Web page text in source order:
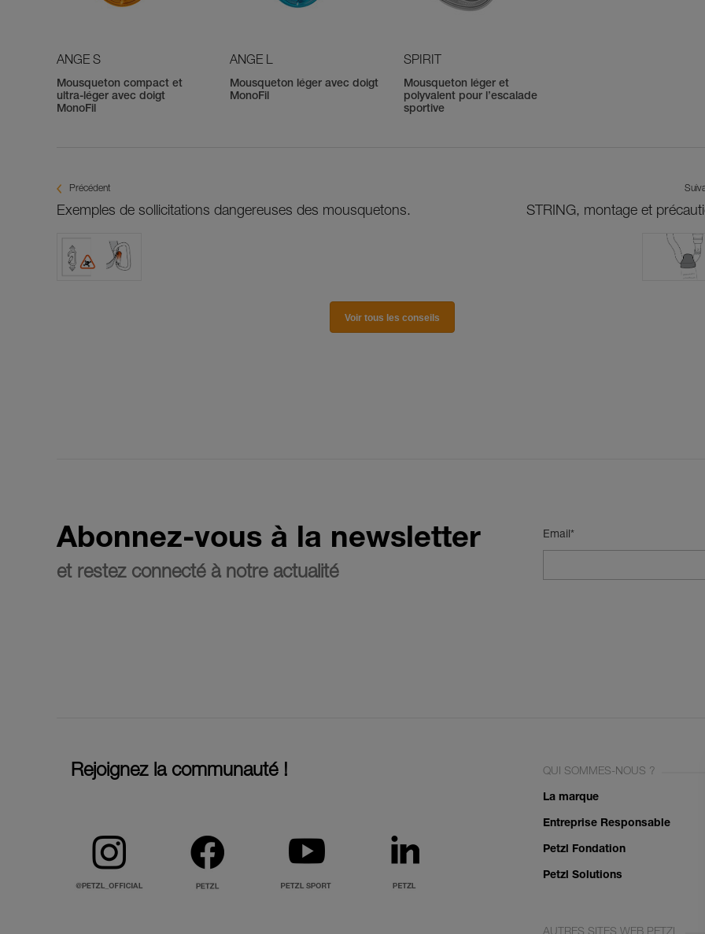
ANGE S
Mousqueton compact et
ultra-léger avec doigt
MonoFil
ANGE L
Mousqueton léger avec doigt
MonoFil
SPIRIT
Mousqueton léger et
polyvalent pour l’escalade
sportive
Précédent
Exemples de sollicitations dangereuses des mousquetons. STRING, montage et
Voir tous les conseils
Abonnez-vous à la newsletter
et restez connecté à notre actualité
Email*
Rejoignez la communauté ! QUI SOMMES-NOUS ?
La marque
Entreprise Responsable
Petzl Fondation
Petzl Solutions